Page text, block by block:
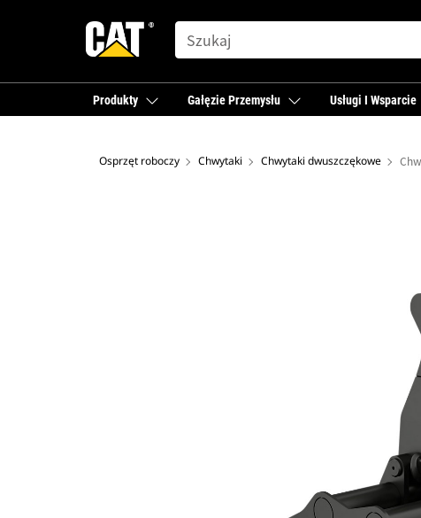
SEARCH
Produkty Gałęzie Przemysłu Usługi I Wsparcie
Osprzęt roboczy Chwytaki Chwytaki dwuszczękowe